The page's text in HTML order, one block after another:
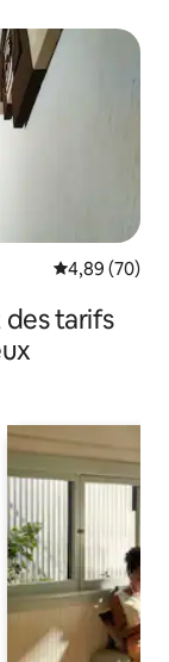
Évaluation
4,89 (70)
tarifs